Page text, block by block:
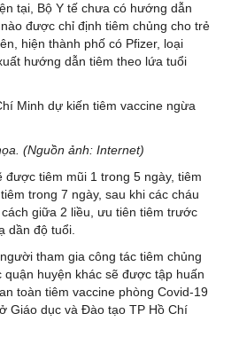
tại, Bộ Y tế chưa có hướng dẫn
được chỉ định tiêm chủng cho trẻ
hiện thành phố có Pfizer, loại
hướng dẫn tiêm theo lứa tuổi
(Nguồn ảnh: Internet)
được tiêm mũi 1 trong 5 ngày, tiêm
trong 7 ngày, sau khi các cháu
giữa 2 liều, ưu tiên tiêm trước
dần độ tuổi.
tham gia công tác tiêm chủng
quận huyện khác sẽ được tập huấn
toàn tiêm vaccine phòng Covid-19
Giáo dục và Đào tạo TP Hồ Chí